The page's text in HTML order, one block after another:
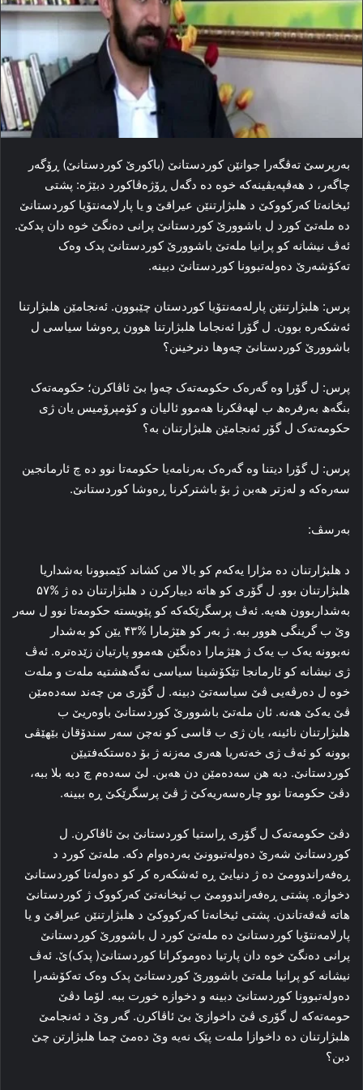
به‌رپرسێ ته‌ڤگه‌را جوانێن کوردستانێ (باكورێ كوردستانێ) ڕۆگه‌ر
چاگه‌ر، د ھەڤپەیڤینەكە خوە دە دگەل ڕۆژه‌ڤاکورد دبێژه‌: پشتی
ئیخانه‌تا که‌رکووکێ د هلبژارتنێن عیراقێ و یا پارلامه‌نتۆیا کوردستانێ
ده‌ مله‌تێ کورد ل باشوورێ کوردستانێ پرانی ده‌نگێ خوه‌ دان پدکێ.
ئه‌ڤ نیشانه‌ کو پرانیا مله‌تێ باشوورێ کوردستانێ پدک وه‌ک
ته‌کۆشه‌رێ ده‌وله‌تبوونا کوردستانێ دبینه‌.
پرس: هلبژارتنێن پارله‌مه‌نتۆیا کوردستان چێبوون. ئه‌نجامێن هلبژارتنا
ئه‌شکه‌ره‌ بوون. ل گۆرا ئه‌نجاما هلبژارتنا هوون ڕه‌وشا سیاسی ل
باشوورێ کوردستانێ چه‌وها دنرخینن؟
پرس: ل گۆرا وه‌ گه‌ره‌ک حکومه‌ته‌ک چه‌وا بێ ئاڤاکرن؛ حکومه‌ته‌ک
بنگه‌ھ به‌رفره‌ھ ب لهه‌ڤکرنا هه‌موو ئالیان و کۆمپرۆمیس یان ژی
حکومه‌ته‌ک ل گۆر ئه‌نجامێن هلبژارتنان به‌؟
پرس: ل گۆرا دیتنا وه‌ گه‌ره‌ک به‌رنامه‌یا حکومه‌تا نوو ده‌ چ ئارمانجین
سه‌ره‌که‌ و له‌زتر هه‌بن ژ بۆ باشتركرنا ڕه‌وشا کوردستانێ.
به‌رسڤ:
د هلبژارتنان ده‌ مژارا یه‌که‌م کو بالا من کشاند کێمبوونا به‌شداریا
هلبژارتنان بوو. ل گۆری کو هاته‌ دییارکرن د هلبژارتنان ده‌ ژ %۵۷
به‌شداربوون هه‌یه‌. ئه‌ڤ پرسگرێکه‌که‌ کو پێویسته‌ حکومه‌تا نوو ل سه‌ر
وێ ب گرینگی هوور ببه‌. ژ به‌ر کو هێژمارا %۴۳ یێن کو به‌شدار
نه‌بوونه‌ یه‌ک ب یه‌ک ژ هێژمارا ده‌نگێن هه‌موو پارتیان زێده‌تره‌. ئه‌ڤ
ژی نیشانه‌ کو ئارمانجا تێکۆشینا سیاسی نه‌گەهشتیه‌ مله‌ت و مله‌ت
خوه‌ ل ده‌رڤه‌یی ڤێ سیاسه‌تێ دبینه‌. ل گۆری من چه‌ند سه‌ده‌مێن
ڤێ یه‌کێ هه‌نه‌. ئان مله‌تێ باشوورێ کوردستانێ باوه‌ریێ ب
هلبژارتنان نائینه‌، یان ژی ب قاسی کو نه‌چن سه‌ر سندۆقان بێهێڤی
بوونه‌ کو ئه‌ڤ ژی خه‌ته‌ریا هه‌ری مه‌زنه‌ ژ بۆ ده‌ستکه‌فتیێن
کوردستانێ. دبه‌ هن سه‌ده‌مێن دن هه‌بن. لێ سه‌ده‌م چ دبه‌ بلا ببه‌،
دڤێ حکومه‌تا نوو چاره‌سه‌ریه‌کێ ژ ڤێ پرسگرێکێ ڕه‌ ببینه‌.
دڤێ حکومه‌ته‌ک ل گۆری ڕاستیا کوردستانێ بێ ئاڤاکرن. ل
کوردستانێ شه‌رێ ده‌وله‌تبوونێ به‌رده‌وام دکه‌. مله‌تێ کورد د
ڕه‌فه‌راندوومێ ده‌ ژ دنیایێ ڕه‌ ئه‌شکه‌ره‌ کر کو ده‌وله‌تا کوردستانێ
دخوازه‌. پشتی ڕه‌فه‌راندوومێ ب ئیخانه‌تێ که‌رکووک ژ کوردستانێ
هاته‌ ڤه‌قه‌تاندن. پشتی ئیخانه‌تا که‌رکووکێ د هلبژارتنێن عیراقێ و یا
پارلامه‌نتۆیا کوردستانێ ده‌ مله‌تێ کورد ل باشوورێ کوردستانێ
پرانی ده‌نگێ خوه‌ دان پارتیا دەوموكراتا كوردستانێ( پدک)ێ. ئه‌ڤ
نیشانه‌ کو پرانیا مله‌تێ باشوورێ کوردستانێ پدک وه‌ک ته‌کۆشه‌را
ده‌وله‌تبوونا کوردستانێ دبینه‌ و دخوازه‌ خورت ببه‌. لۆما دڤێ
حومه‌ته‌که‌ ل گۆری ڤێ داخوازێ بێ ئاڤاکرن. گه‌ر وێ د ئه‌نجامێ
هلبژارتنان ده‌ داخوازا مله‌ت پێک نه‌یه‌ وێ ده‌مێ چما هلبژارتن چێ
دبن؟